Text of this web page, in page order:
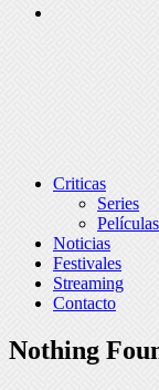
Criticas
Series
Películas
Noticias
Festivales
Streaming
Contacto
Nothing